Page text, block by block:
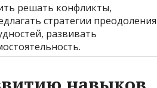
решать конфликты,
стратегии преодоления
развивать